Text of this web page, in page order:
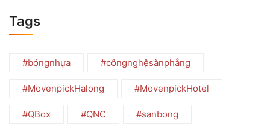
Tags
#bóngnhựa #côngnghệsànphẳng
#MovenpickHalong #MovenpickHotel
#QBox #QNC #sanbong